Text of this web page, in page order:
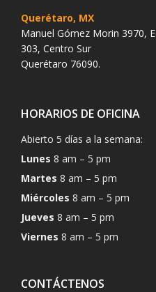
Querétaro, MX
Manuel Gómez Morin 3970,
303, Centro Sur
Querétaro 76090.
HORARIOS DE OFICINA
Abierto 5 días a la semana:
Lunes 8 am – 5 pm
Martes 8 am – 5 pm
Miércoles 8 am – 5 pm
Jueves 8 am – 5 pm
Viernes 8 am – 5 pm
CONTÁCTENOS